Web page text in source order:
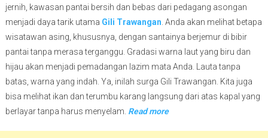
jernih, kawasan pantai bersih dan bebas dari pedagang asongan
menjadi daya tarik utama Gili Trawangan . Anda akan melihat betapa
wisatawan asing, khususnya, dengan santainya berjemur di bibir
pantai tanpa merasa terganggu. Gradasi warna laut yang biru dan
hijau akan menjadi pemadangan lazim mata Anda. Lauta tanpa
batas, warna yang indah. Ya, inilah surga Gili Trawangan. Kita juga
bisa melihat ikan dan terumbu karang langsung dari atas kapal yang
berlayar tanpa harus menyelam. Read more